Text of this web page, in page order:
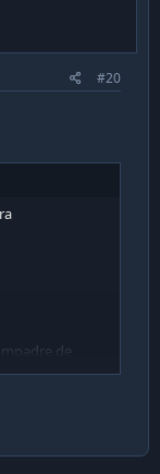
#20
de
taller con muy
por un cario
quedaron